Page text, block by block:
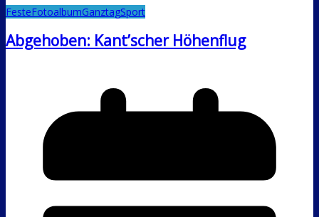
FesteFotoalbumGanztagSport
Abgehoben: Kant’scher Höhenflug